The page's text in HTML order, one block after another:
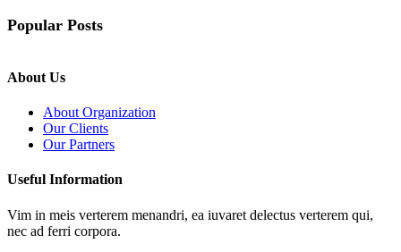
Popular Posts
About Us
About Organization
Our Clients
Our Partners
Useful Information
Vim in meis verterem menandri, ea iuvaret delectus verterem qui,
nec ad ferri corpora.